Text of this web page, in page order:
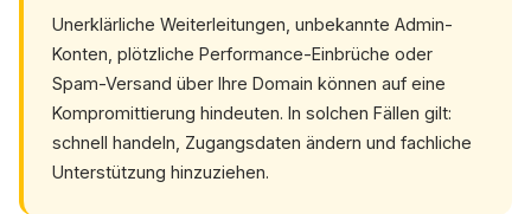
Unerklärliche Weiterleitungen, unbekannte Admin-
Konten, plötzliche Performance-Einbrüche oder
Spam-Versand über Ihre Domain können auf eine
Kompromittierung hindeuten. In solchen Fällen gilt:
schnell handeln, Zugangsdaten ändern und fachliche
Unterstützung hinzuziehen.